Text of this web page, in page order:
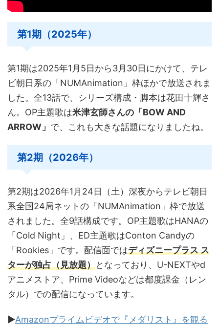
第1期（2025年）
第1期は2025年1月5日から3月30日にかけて、テレ
ビ朝日系の「NUMAnimation」枠ほかで放送されま
した。全13話で、シリーズ構成・脚本は花田十輝さ
ん。OP主題歌は米津玄師さんの「BOW AND
ARROW」 で、これも大きな話題になりましたね。
第2期（2026年）
第2期は2026年1月24日（土）深夜からテレビ朝日
系全国24局ネットの「NUMAnimation」枠で放送
されました。全9話構成です。OP主題歌はHANAの
「Cold Night」、ED主題歌はConton Candyの
「Rookies」です。配信面ではディズニープラス ス
ターが独占（見放題）となっており、U-NEXTやd
アニメストア、Prime Videoなどは都度課金（レン
タル）での配信になっています。
▶Amazonプライムビデオで『メダリスト』を観る